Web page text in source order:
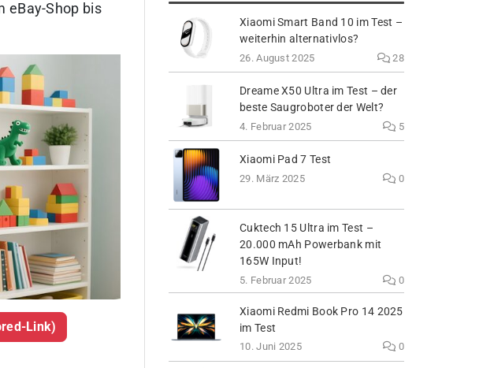
eBay-Shop bis
Link)
Xiaomi Smart Band 10 im Test –
weiterhin alternativlos?
26. August 2025 28
Dreame X50 Ultra im Test – der
beste Saugroboter der Welt?
4. Februar 2025 5
Xiaomi Pad 7 Test
29. März 2025 0
Cuktech 15 Ultra im Test –
20.000 mAh Powerbank mit
165W Input!
5. Februar 2025 0
Xiaomi Redmi Book Pro 14 2025
im Test
10. Juni 2025 0